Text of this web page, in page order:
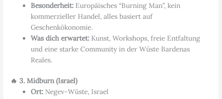
Besonderheit: Europäisches “Burning Man”, kein
kommerzieller Handel, alles basiert auf
Geschenkökonomie.
Was dich erwartet: Kunst, Workshops, freie Entfaltung
und eine starke Community in der Wüste Bardenas
Reales.
🔥 3. Midburn (Israel)
Ort: Negev-Wüste, Israel